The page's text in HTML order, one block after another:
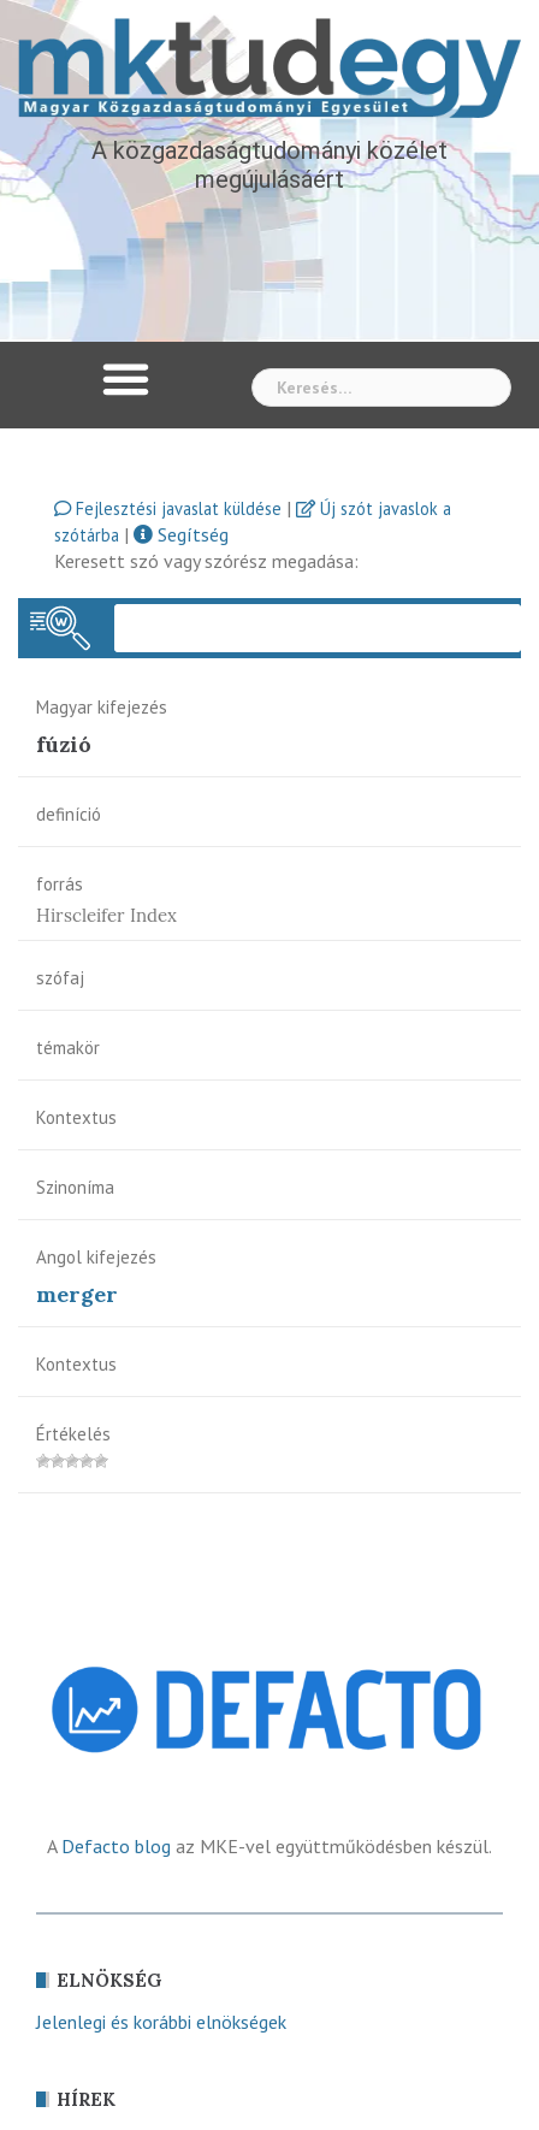
A közgazdaságtudományi közélet
megújulásáért
Fejlesztési javaslat küldése |
Új szót javaslok a
szótárba |
Segítség
Keresett szó vagy szórész megadása:
Magyar kifejezés
fúzió
definíció
forrás
Hirscleifer Index
szófaj
témakör
Kontextus
Szinoníma
Angol kifejezés
merger
Kontextus
Értékelés
A Defacto blog az MKE-vel együttműködésben készül.
ELNÖKSÉG
Jelenlegi és korábbi elnökségek
HÍREK